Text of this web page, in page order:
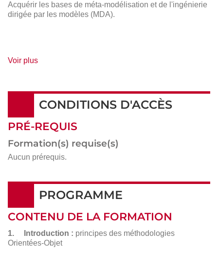
Acquérir les bases de méta-modélisation et de l'ingénierie
dirigée par les modèles (MDA).
Voir plusde
CONDITIONS D'ACCÈS
PRÉ-REQUIS
Formation(s) requise(s)
Aucun prérequis.
PROGRAMME
CONTENU DE LA FORMATION
1. Introduction : principes des méthodologies
Orientées-Objet